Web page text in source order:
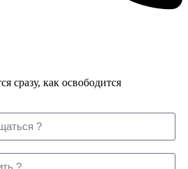
сразу, как освободится